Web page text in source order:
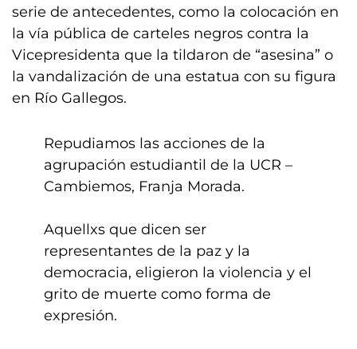
serie de antecedentes, como la colocación en
la vía pública de carteles negros contra la
Vicepresidenta que la tildaron de “asesina” o
la vandalización de una estatua con su figura
en Río Gallegos.
Repudiamos las acciones de la
agrupación estudiantil de la UCR –
Cambiemos, Franja Morada.
Aquellxs que dicen ser
representantes de la paz y la
democracia, eligieron la violencia y el
grito de muerte como forma de
expresión.